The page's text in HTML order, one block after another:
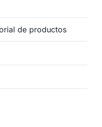
de productos